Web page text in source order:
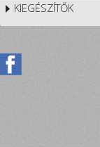
KIEGÉSZÍTŐK